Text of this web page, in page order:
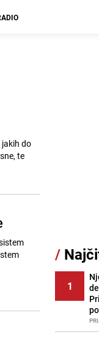
do
te
/
1